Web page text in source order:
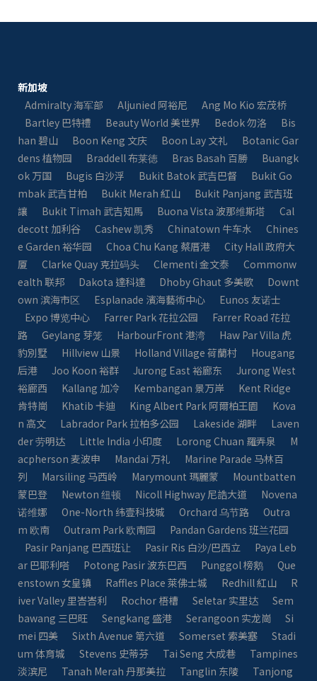
新加坡
Admiralty 海军部
Aljunied 阿裕尼
Ang Mo Kio 宏茂桥
Bartley 巴特禮
Beauty World 美世界 Bedok 勿洛
Bis
han 碧山
Boon Keng 文庆 Boon Lay 文礼
Botanic Gar
dens 植物园
Braddell 布莱徳 Bras Basah 百勝
Buangk
ok 万国
Bugis 白沙浮 Bukit Batok 武吉巴督
Bukit Go
mbak 武吉甘柏
Bukit Merah 紅山
Bukit Panjang 武吉班
讓
Bukit Timah 武吉知馬 Buona Vista 波那维斯塔
Cal
decott 加利谷
Cashew 凯秀 Chinatown 牛车水
Chines
e Garden 裕华园
Choa Chu Kang 蔡厝港
City Hall 政府大
厦
Clarke Quay 克拉码头 Clementi 金文泰
Commonw
ealth 联邦
Dakota 達科達 Dhoby Ghaut 多美歌
Downt
own 滨海市区
Esplanade 濱海藝術中心
Eunos 友诺士
Expo 博览中心
Farrer Park 花拉公园
Farrer Road 花拉
路
Geylang 芽笼 HarbourFront 港湾
Haw Par Villa 虎
豹別墅
Hillview 山景 Holland Village 荷蘭村
Hougang
后港
Joo Koon 裕群 Jurong East 裕廊东
Jurong West
裕廊西
Kallang 加冷 Kembangan 景万岸
Kent Ridge
肯特崗
Khatib 卡迪 King Albert Park 阿爾柏王園
Kova
n 高文
Labrador Park 拉柏多公园 Lakeside 湖畔
Laven
der 劳明达
Little India 小印度 Lorong Chuan 羅弄泉
M
acpherson 麦波申
Mandai 万礼
Marine Parade 马林百
列
Marsiling 马西岭 Marymount 瑪麗蒙
Mountbatten
蒙巴登
Newton 纽顿 Nicoll Highway 尼誥大道
Novena
诺维娜
One-North 纬壹科技城 Orchard 乌节路
Outra
m 欧南
Outram Park 欧南园
Pandan Gardens 班兰花园
Pasir Panjang 巴西班让
Pasir Ris 白沙/巴西立
Paya Leb
ar 巴耶利嗒
Potong Pasir 波东巴西 Punggol 榜鹅
Que
enstown 女皇镇
Raffles Place 萊佛士城 Redhill 紅山
R
iver Valley 里峇峇利
Rochor 梧槽 Seletar 实里达
Sem
bawang 三巴旺
Sengkang 盛港 Serangoon 实龙崗
Si
mei 四美
Sixth Avenue 第六道 Somerset 索美塞
Stadi
um 体育城
Stevens 史蒂芬 Tai Seng 大成巷
Tampines
淡滨尼
Tanah Merah 丹那美拉 Tanglin 东陵
Tanjong